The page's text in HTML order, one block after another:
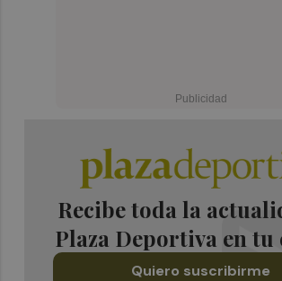
Recibe toda la
Plaza Deportiva en tu
Quiero suscribirme